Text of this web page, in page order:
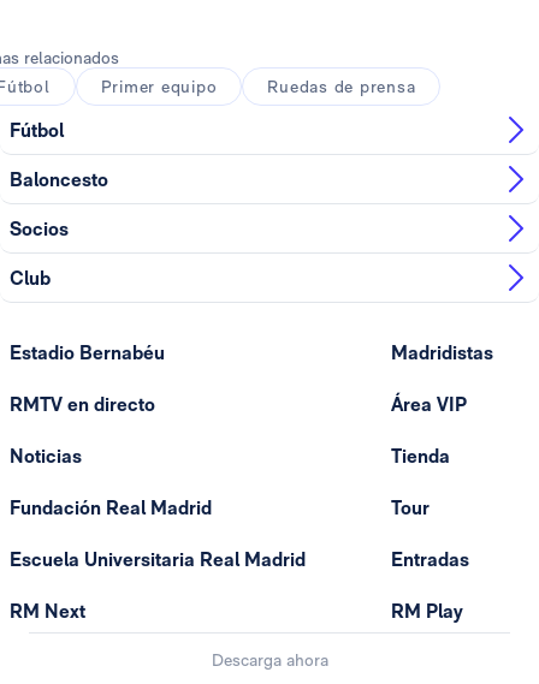
relacionados
Primer equipo Ruedas de prensa
Fútbol
Baloncesto
Socios
Club
Estadio Bernabéu
RMTV en directo
Noticias
Fundación Real Madrid
Escuela Universitaria Real Madrid
RM Next
Madridistas
Área VIP
Tienda
Tour
Entradas
RM Play
Descarga ahora